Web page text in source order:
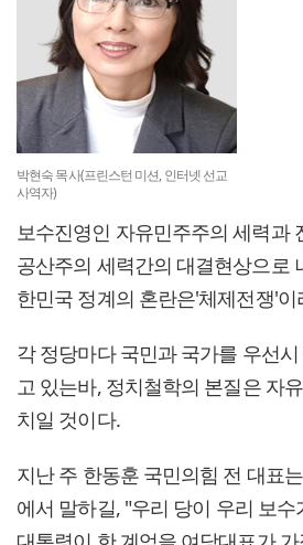
박현숙 목사(프린스턴 미션, 인터넷 선교
사역자)
보수진영인 자유민주주의 세력과
공산주의 세력간의 대결현상으로
한민국 정계의 혼란은'체제전쟁'
각 정당마다 국민과 국가를 우선
고 있는바, 정치철학의 본질은 자
치일 것이다.
지난 주 한동훈 국민의힘 전 대표
에서 말하길, "우리 당이 우리 보